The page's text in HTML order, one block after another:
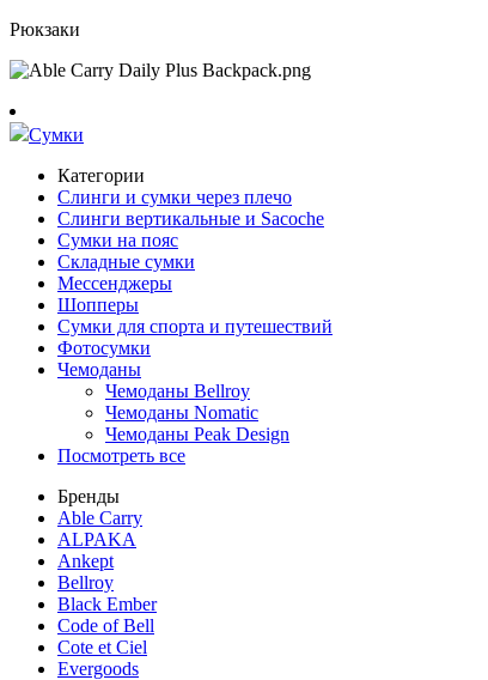
Рюкзаки
Сумки
Категории
Слинги и сумки через плечо
Слинги вертикальные и Sacoche
Сумки на пояс
Складные сумки
Мессенджеры
Шопперы
Сумки для спорта и путешествий
Фотосумки
Чемоданы
Чемоданы Bellroy
Чемоданы Nomatic
Чемоданы Peak Design
Посмотреть все
Бренды
Able Carry
ALPAKA
Ankept
Bellroy
Black Ember
Code of Bell
Cote et Ciel
Evergoods